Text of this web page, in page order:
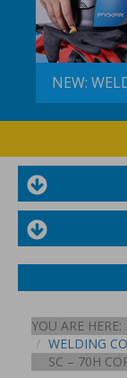
NEW:
YOU ARE HERE:
WELDING
SC – 70H